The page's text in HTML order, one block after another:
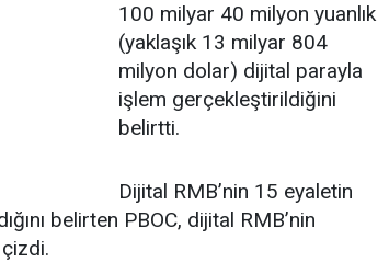
100 milyar 40 milyon yuanlık
(yaklaşık 13 milyar 804
milyon dolar) dijital parayla
işlem gerçekleştirildiğini
belirtti.
Dijital RMB’nin 15 eyaletin
belirten PBOC, dijital RMB’nin